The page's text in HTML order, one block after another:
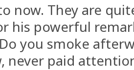
now. They are
his powerful
you smoke
never paid